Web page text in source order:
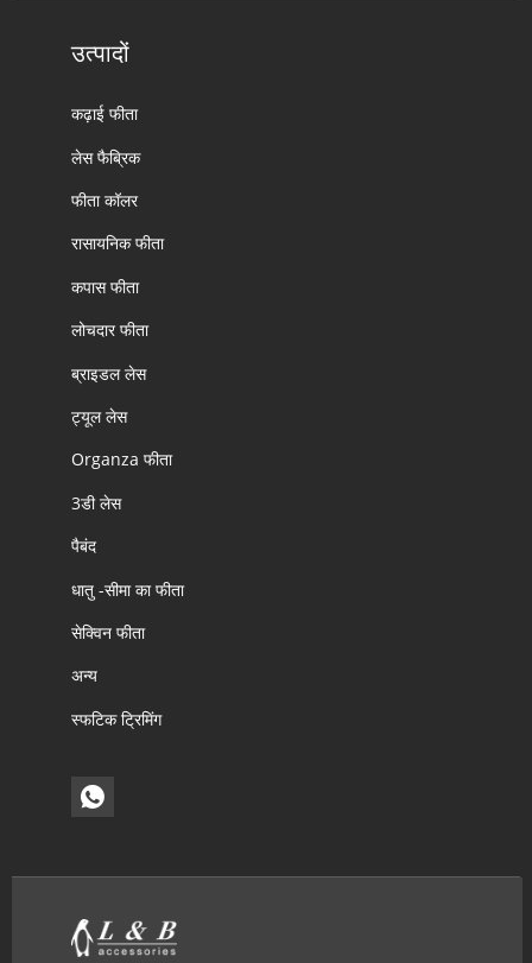
उत्पादों
कढ़ाई फीता
लेस फैब्रिक
फीता कॉलर
रासायनिक फीता
कपास फीता
लोचदार फीता
ब्राइडल लेस
ट्यूल लेस
Organza फीता
3डी लेस
पैबंद
धातु -सीमा का फीता
सेक्विन फीता
अन्य
स्फटिक ट्रिमिंग